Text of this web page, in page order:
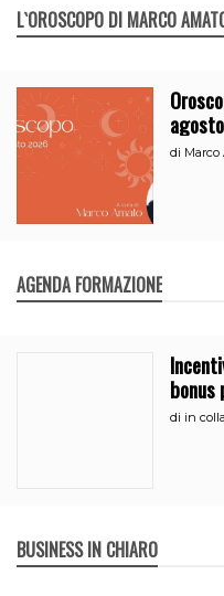
L`OROSCOPO DI MARCO
di Marco
AGENDA FORMAZIONE
di in
BUSINESS IN CHIARO